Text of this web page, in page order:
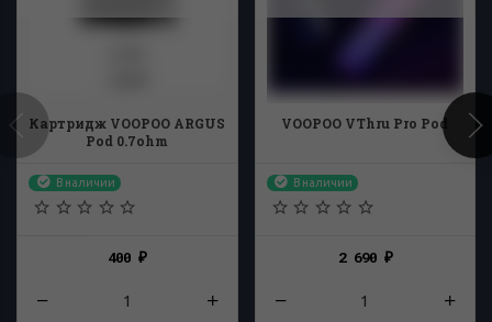
Картридж VOOPOO ARGUS
Pod 0.7ohm
В наличии
400₽
VOOPOO VThru Pro Pod
В наличии
2 690 ₽